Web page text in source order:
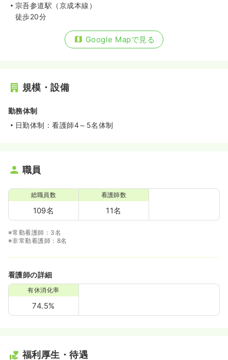
宗吾参道駅（京成本線）
徒歩20分
Google Mapで見る
規模・設備
勤務体制
日勤体制：看護師4～5名体制
職員
総職員数
109名
看護師数
11名
※常勤看護師：3名
※非常勤看護師：8名
看護師の詳細
有休消化率
74.5%
福利厚生・待遇